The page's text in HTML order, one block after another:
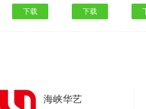
下载 下载
海峡华艺